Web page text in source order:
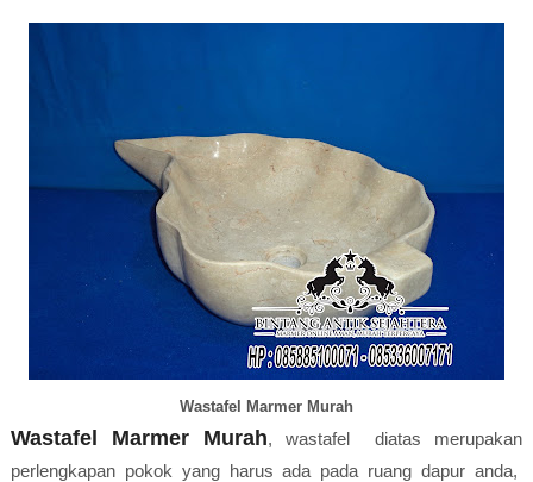
Wastafel Marmer Murah
Wastafel Marmer Murah, wastafel diatas merupakan
perlengkapan pokok yang harus ada pada ruang dapur anda,